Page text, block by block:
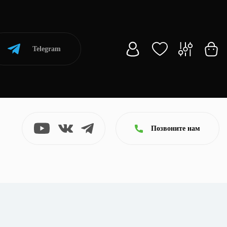
Telegram
Позвоните нам